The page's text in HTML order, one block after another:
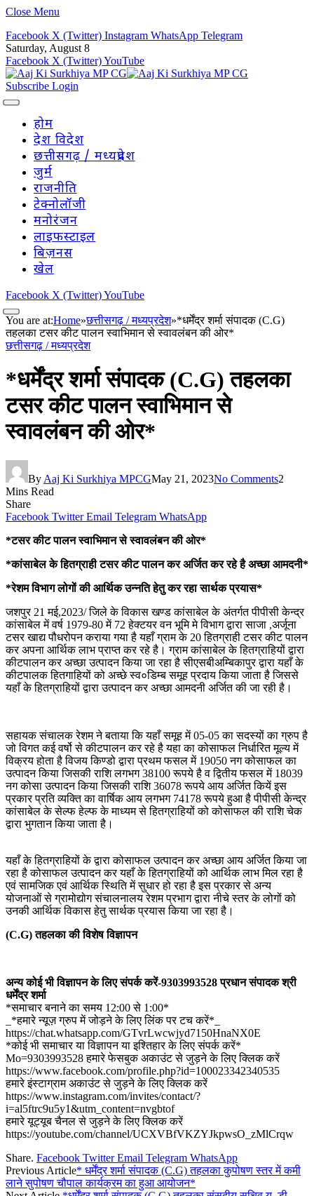
Close Menu
Facebook X (Twitter) Instagram WhatsApp Telegram
Saturday, August 8
Facebook X (Twitter)YouTube
Subscribe Login
होम
देश विदेश
छत्तीसगढ़ / मध्यप्रदेश
जुर्म
राजनीति
टेक्नोलॉजी
मनोरंजन
लाइफस्टाइल
बिज़नस
खेल
Facebook X (Twitter)YouTube
You are at:Home»छत्तीसगढ़ / मध्यप्रदेश»*धर्मेंद्र शर्मा संपादक (C.G)
तहलका टसर कीट पालन स्वाभिमान से स्वावलंबन की ओर*
छत्तीसगढ़ / मध्यप्रदेश
*धर्मेंद्र शर्मा संपादक (C.G) तहलका
टसर कीट पालन स्वाभिमान से
स्वावलंबन की ओर*
By Aaj Ki Surkhiya MPCGMay 21, 2023No Comments2
Mins Read
Share
Facebook Twitter Email Telegram WhatsApp
*टसर कीट पालन स्वाभिमान से स्वावलंबन की ओर*
*कांसाबेल के हितग्राही टसर कीट पालन कर अर्जित कर रहे है अच्छा आमदनी*
*रेशम विभाग लोगों की आर्थिक उन्नति हेतु कर रहा सार्थक प्रयास*
जशपुर 21 मई,2023/ जिले के विकास खण्ड कांसाबेल के अंतर्गत पीपीसी केन्द्र
कांसाबेल में वर्ष 1979-80 में 72 हेक्टयर वन भूमि मे विभाग द्वारा साजा ,अर्जूना
टसर खाद्य पौधरोपन कराया गया है यहाँ ग्राम के 20 हितग्राही टसर कीट पालन
कर अपना आर्थिक लाभ प्राप्त कर रहे है। ग्राम कांसाबेल के हितग्राहियों द्वारा
कीटपालन कर अच्छा उत्पादन किया जा रहा है सीएसबीअम्बिकापुर द्वारा यहाँ के
कीटपालक हितगाहियों को अच्छे स्व०डिम्ब समूह प्रदाय किया जाता है जिससे
यहाँ के हितग्राहियों द्वारा उत्पादन कर अच्छा आमदनी अर्जित की जा रही है।
सहायक संचालक रेशम ने बताया कि यहाँ समूह में 05-05 का सदस्यों का ग्रुप है
जो विगत कई वर्षो से कीटपालन कर रहे है यहा का कोसाफल निर्धारित मूल्य में
विक्रय होता है विजय किण्डो द्वारा प्रथम फसल में 19050 नग कोसाफल का
उत्पादन किया जिसकी राशि लगभग 38100 रूपये है व द्वितीय फसल में 18039
नग कोसा उत्पादन किया जिसकी राशि 36078 रूपये आय अर्जित कियें इस
प्रकार प्रति व्यक्ति का वार्षिक आय लगभग 74178 रूपये हुआ है पीपीसी केन्द्र
कांसाबेल के सेल्फ हेल्फ के माध्यम से हितग्राहियों को कोसाफल की राशि चेक
द्वारा भुगतान किया जाता है।
यहाँ के हितग्राहियों के द्वारा कोसाफल उत्पादन कर अच्छा आय अर्जित किया जा
रहा है कोसाफल उत्पादन कर यहाँ के हितग्राहियों को आर्थिक लाभ मिल रहा है
एवं सामजिक एवं आर्थिक स्थिति में सुधार हो रहा है इस प्रकार से अन्य
योजनाओं से ग्रामोद्योग संचालनालय रेशम प्रभाग द्वारा नीचे स्तर के लोगों को
उनकी आर्थिक विकास हेतु सार्थक प्रयास किया जा रहा है।
(C.G) तहलका की विशेष विज्ञापन
अन्य कोई भी विज्ञापन के लिए संपर्क करें-9303993528 प्रधान संपादक श्री
धर्मेंद्र शर्मा
*समाचार बनाने का समय 12:00 से 1:00*
_*हमारे न्यूज़ ग्रुप में जोड़ने के लिए लिंक पर टच करें*_
https://chat.whatsapp.com/GTvrLwcwjyd7150HnaNX0E
*कोई भी समाचार या विज्ञापन या इश्तिहार के लिए संपर्क करें*
Mo=9303993528 हमारे फेसबुक अकाउंट से जुड़ने के लिए क्लिक करें
https://www.facebook.com/profile.php?id=100023342340535
हमारे इंस्टाग्राम अकाउंट से जुड़ने के लिए क्लिक करें
https://www.instagram.com/invites/contact/?
i=al5ftrc9u5y1&utm_content=nvgbtof
हमारे यूट्यूब चैनल से जुड़ने के लिए क्लिक करें
https://youtube.com/channel/UCXVBfVKZYJkpwsO_zMlCrqw
Share. Facebook Twitter Email Telegram WhatsApp
Previous Article* धर्मेंद्र शर्मा संपादक (C.G) तहलका कुपोषण स्तर में कमी
लाने सुपोषण चौपाल कार्यक्रम का हुआ आयोजन*